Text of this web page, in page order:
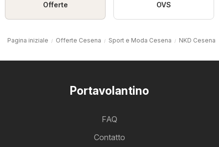
Offerte OVS
Pagina iniziale Offerte Cesena Sport e Moda Cesena NKD Cesena
Portavolantino
FAQ
Contatto